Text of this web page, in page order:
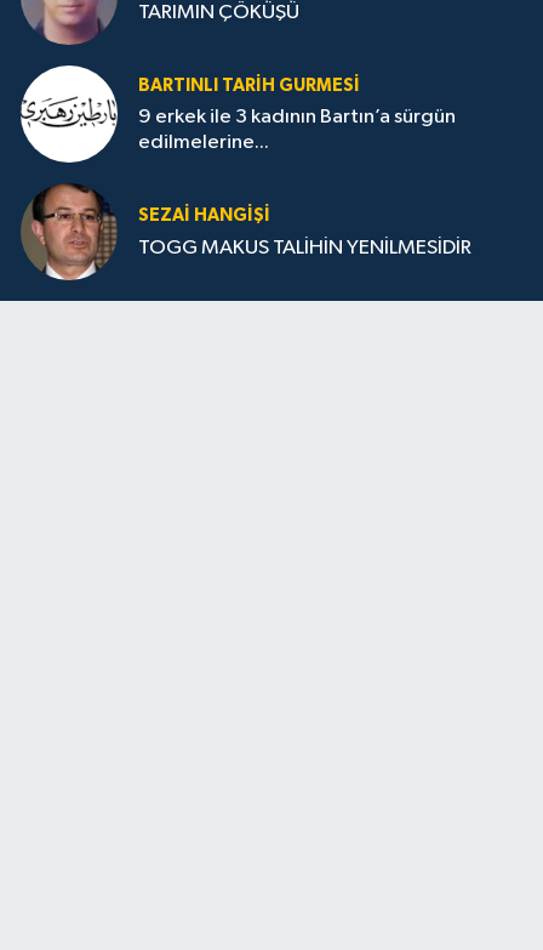
TARIMIN ÇÖKÜŞÜ
BARTINLI TARIH GURMESI
9 erkek ile 3 kadının Bartın’a sürgün
edilmelerine...
SEZAI HANGİŞİ
TOGG MAKUS TALİHİN YENİLMESİDİR